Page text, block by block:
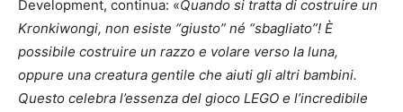
Development, continua: «Quando si tratta di costruire un
Kronkiwongi, non esiste “giusto” né “sbagliato”! È
possibile costruire un razzo e volare verso la luna,
oppure una creatura gentile che aiuti gli altri bambini.
Questo celebra l’essenza del gioco LEGO e l’incredibile